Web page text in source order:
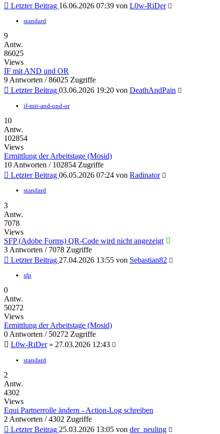
Letzter Beitrag 16.06.2026 07:39 von L0w-RiDer
standard
9
Antw.
86025
Views
IF mit AND und OR
9 Antworten / 86025 Zugriffe
Letzter Beitrag 03.06.2026 19:20 von DeathAndPain
if-mit-and-und-or
10
Antw.
102854
Views
Ermittlung der Arbeitstage (Mosid)
10 Antworten / 102854 Zugriffe
Letzter Beitrag 06.05.2026 07:24 von Radinator
standard
3
Antw.
7078
Views
SFP (Adobe Forms) QR-Code wird nicht angezeigt
3 Antworten / 7078 Zugriffe
Letzter Beitrag 27.04.2026 13:55 von Sebastian82
sfp
0
Antw.
50272
Views
Ermittlung der Arbeitstage (Mosid)
0 Antworten / 50272 Zugriffe
L0w-RiDer» 27.03.2026 12:43
standard
2
Antw.
4302
Views
Equi Partnerrolle ändern - Action-Log schreiben
2 Antworten / 4302 Zugriffe
Letzter Beitrag 25.03.2026 13:05 von der_neuling